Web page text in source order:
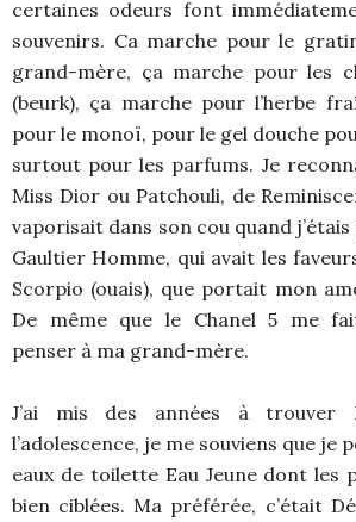
certaines odeurs font
souvenirs. Ca marche pour le
grand-mère, ça marche pour les
(beurk), ça marche pour l’herbe
pour le monoï, pour le gel douche
surtout pour les parfums. Je
Miss Dior ou Patchouli, de
vaporisait dans son cou quand
Gaultier Homme, qui avait les
Scorpio (ouais), que portait mon
De même que le Chanel 5 me
penser à ma grand-mère.
J’ai mis des années à trouver
l’adolescence, je me souviens que je
eaux de toilette Eau Jeune dont les
bien ciblées. Ma préférée, c’était